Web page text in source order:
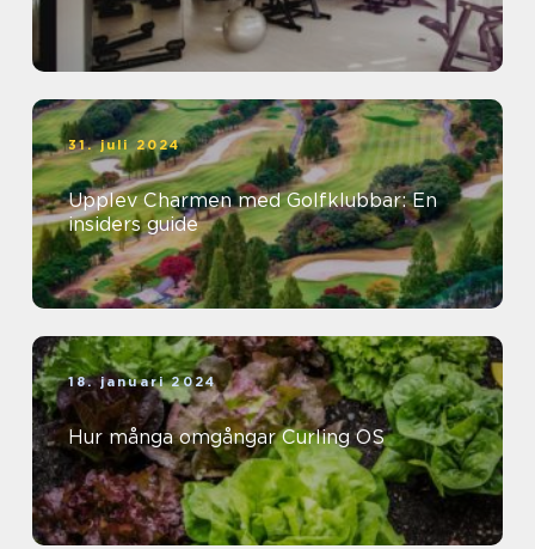
31. juli 2024
Upplev Charmen med Golfklubbar: En
insiders guide
18. januari 2024
Hur många omgångar Curling OS